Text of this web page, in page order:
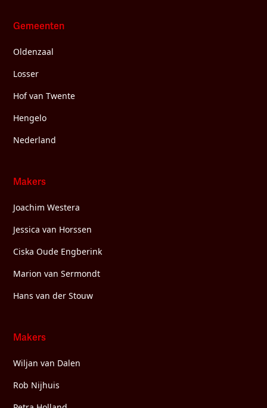
Gemeenten
Oldenzaal
Losser
Hof van Twente
Hengelo
Nederland
Makers
Joachim Westera
Jessica van Horssen
Ciska Oude Engberink
Marion van Sermondt
Hans van der Stouw
Makers
Wiljan van Dalen
Rob Nijhuis